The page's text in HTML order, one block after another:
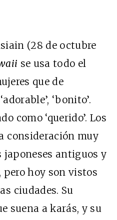
(28 de octubre
se usa todo el
que de
‘bonito’.
como ‘querido’. Los
consideración muy
antiguos y
hoy son vistos
ciudades. Su
suena a karás, y su